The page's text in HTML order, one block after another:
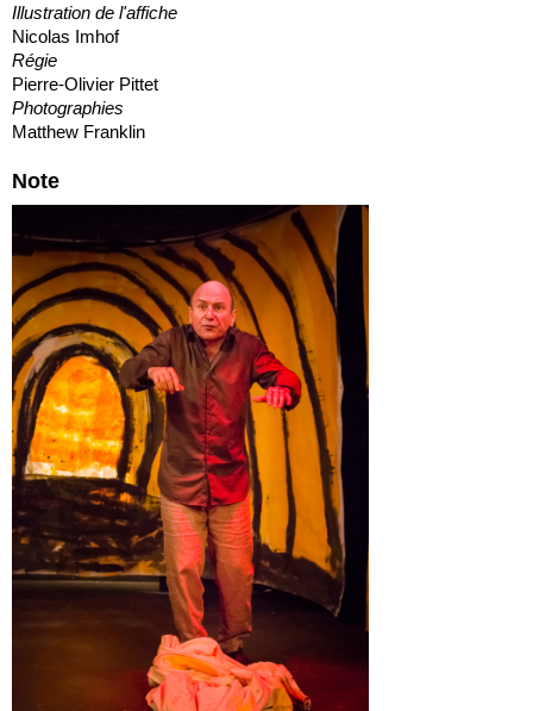
Illustration de l'affiche
Nicolas Imhof
Régie
Pierre-Olivier Pittet
Photographies
Matthew Franklin
Note